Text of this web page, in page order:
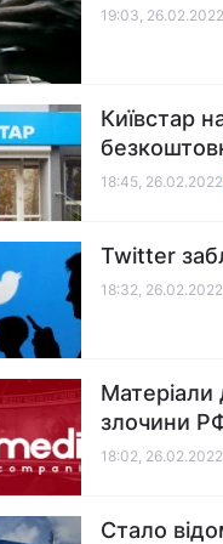
19:03, 26.02.2022
Київстар
18:45, 26.02.2022
Twitter
18:32, 26.02.2022
Матеріали
злочини РФ
18:02, 26.02.2022
Стало